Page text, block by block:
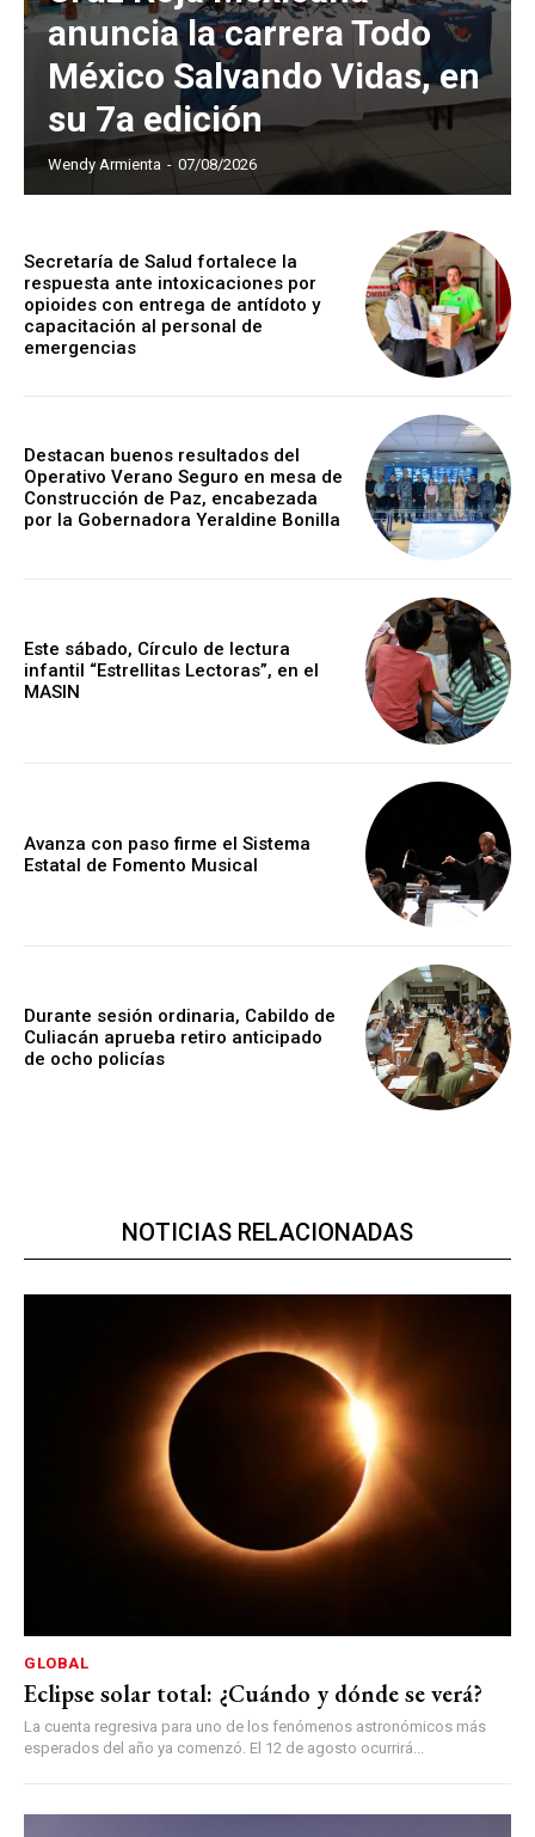
anuncia la carrera Todo
México Salvando Vidas, en
su 7a edición
Wendy Armienta - 07/08/2026
Secretaría de Salud fortalece la
respuesta ante intoxicaciones por
opioides con entrega de antídoto y
capacitación al personal de
emergencias
Destacan buenos resultados del
Operativo Verano Seguro en mesa de
Construcción de Paz, encabezada
por la Gobernadora Yeraldine Bonilla
Este sábado, Círculo de lectura
infantil “Estrellitas Lectoras”, en el
MASIN
Avanza con paso firme el Sistema
Estatal de Fomento Musical
Durante sesión ordinaria, Cabildo de
Culiacán aprueba retiro anticipado
de ocho policías
NOTICIAS RELACIONADAS
GLOBAL
Eclipse solar total: ¿Cuándo y dónde se verá?
La cuenta regresiva para uno de los fenómenos astronómicos más
esperados del año ya comenzó. El 12 de agosto ocurrirá...